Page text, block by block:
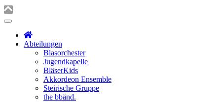
Abteilungen
Blasorchester
Jugendkapelle
BläserKids
Akkordeon Ensemble
Steirische Gruppe
the bbänd.